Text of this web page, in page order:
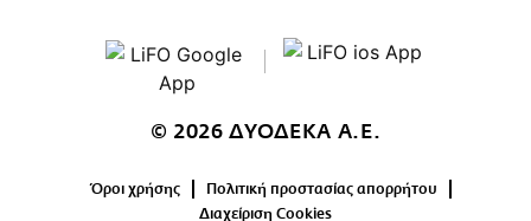
© 2026 ΔΥΟΔΕΚΑ Α.Ε.
Όροι χρήσης
Πολιτική προστασίας απορρήτου
Διαχείριση Cookies